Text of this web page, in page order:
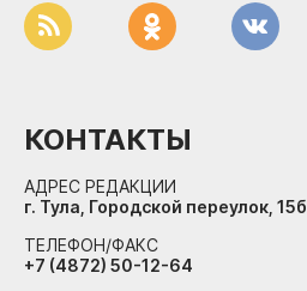
КОНТАКТЫ
АДРЕС РЕДАКЦИИ
г. Тула, Городской переулок, 15б
ТЕЛЕФОН/ФАКС
+7 (4872) 50-12-64